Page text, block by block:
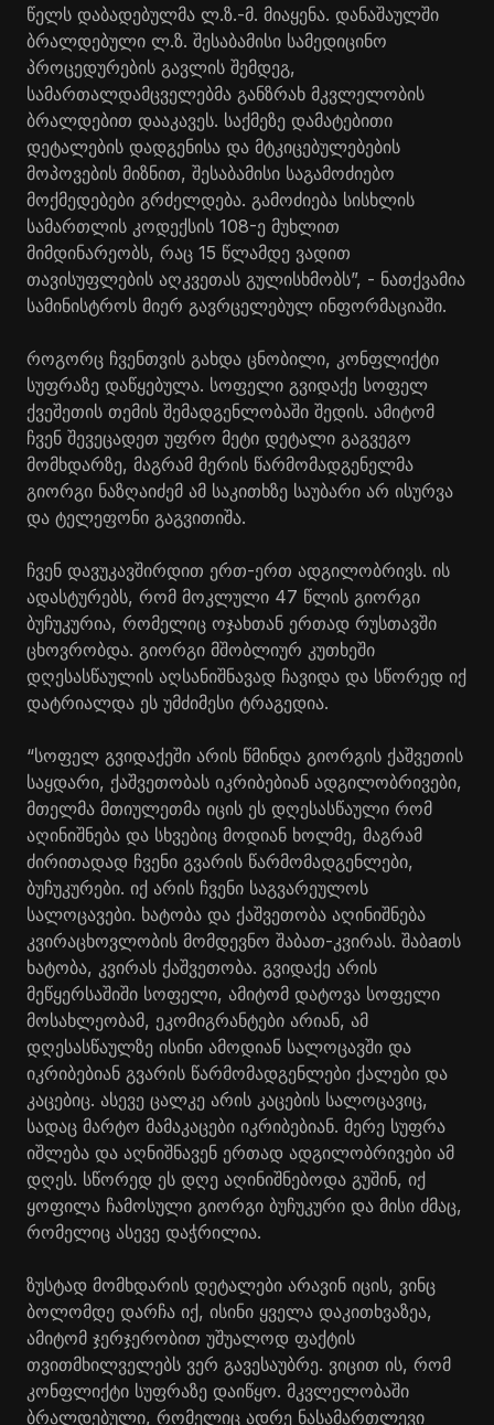
წელს დაბადებულმა ლ.ზ.-მ. მიაყენა. დანაშაულში
ბრალდებული ლ.ზ. შესაბამისი სამედიცინო
პროცედურების გავლის შემდეგ,
სამართალდამცველებმა განზრახ მკვლელობის
ბრალდებით დააკავეს. საქმეზე დამატებითი
დეტალების დადგენისა და მტკიცებულებების
მოპოვების მიზნით, შესაბამისი საგამოძიებო
მოქმედებები გრძელდება. გამოძიება სისხლის
სამართლის კოდექსის 108-ე მუხლით
მიმდინარეობს, რაც 15 წლამდე ვადით
თავისუფლების აღკვეთას გულისხმობს”, - ნათქვამია
სამინისტროს მიერ გავრცელებულ ინფორმაციაში.
როგორც ჩვენთვის გახდა ცნობილი, კონფლიქტი
სუფრაზე დაწყებულა. სოფელი გვიდაქე სოფელ
ქვეშეთის თემის შემადგენლობაში შედის. ამიტომ
ჩვენ შევეცადეთ უფრო მეტი დეტალი გაგვეგო
მომხდარზე, მაგრამ მერის წარმომადგენელმა
გიორგი ნაზღაიძემ ამ საკითხზე საუბარი არ ისურვა
და ტელეფონი გაგვითიშა.
ჩვენ დავუკავშირდით ერთ-ერთ ადგილობრივს. ის
ადასტურებს, რომ მოკლული 47 წლის გიორგი
ბუჩუკურია, რომელიც ოჯახთან ერთად რუსთავში
ცხოვრობდა. გიორგი მშობლიურ კუთხეში
დღესასწაულის აღსანიშნავად ჩავიდა და სწორედ იქ
დატრიალდა ეს უმძიმესი ტრაგედია.
“სოფელ გვიდაქეში არის წმინდა გიორგის ქაშვეთის
საყდარი, ქაშვეთობას იკრიბებიან ადგილობრივები,
მთელმა მთიულეთმა იცის ეს დღესასწაული რომ
აღინიშნება და სხვებიც მოდიან ხოლმე, მაგრამ
ძირითადად ჩვენი გვარის წარმომადგენლები,
ბუჩუკურები. იქ არის ჩვენი საგვარეულოს
სალოცავები. ხატობა და ქაშვეთობა აღინიშნება
კვირაცხოვლობის მომდევნო შაბათ-კვირას. შაბaთს
ხატობა, კვირას ქაშვეთობა. გვიდაქე არის
მეწყერსაშიში სოფელი, ამიტომ დატოვა სოფელი
მოსახლეობამ, ეკომიგრანტები არიან, ამ
დღესასწაულზე ისინი ამოდიან სალოცავში და
იკრიბებიან გვარის წარმომადგენლები ქალები და
კაცებიც. ასევე ცალკე არის კაცების სალოცავიც,
სადაც მარტო მამაკაცები იკრიბებიან. მერე სუფრა
იშლება და აღნიშნავენ ერთად ადგილობრივები ამ
დღეს. სწორედ ეს დღე აღინიშნებოდა გუშინ, იქ
ყოფილა ჩამოსული გიორგი ბუჩუკური და მისი ძმაც,
რომელიც ასევე დაჭრილია.
ზუსტად მომხდარის დეტალები არავინ იცის, ვინც
ბოლომდე დარჩა იქ, ისინი ყველა დაკითხვაზეა,
ამიტომ ჯერჯერობით უშუალოდ ფაქტის
თვითმხილველებს ვერ გავესაუბრე. ვიცით ის, რომ
კონფლიქტი სუფრაზე დაიწყო. მკვლელობაში
ბრალდებული, რომელიც ადრე ნასამართლევი